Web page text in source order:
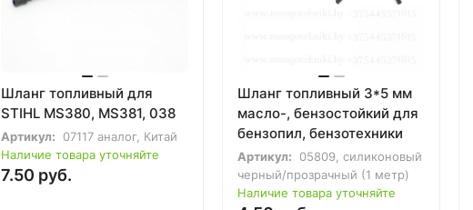
Шланг топливный для
STIHL MS380, MS381, 038
Артикул:
07117 аналог, Китай
Наличие товара уточняйте
7.50 руб.
Шланг топливный 3*5 мм
масло-, бензостойкий для
бензопил, бензотехники
Артикул:
05809, силиконовый
черный/прозрачный (1 метр)
Наличие товара уточняйте